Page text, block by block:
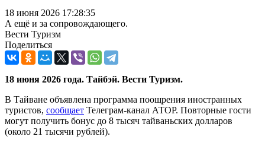
18 июня 2026 17:28:35
А ещё и за сопровождающего.
Вести Туризм
Поделиться
18 июня 2026 года. Тайбэй. Вести Туризм.
В Тайване объявлена программа поощрения иностранных
туристов, сообщает Телеграм-канал АТОР. Повторные гости
могут получить бонус до 8 тысяч тайваньских долларов
(около 21 тысячи рублей).